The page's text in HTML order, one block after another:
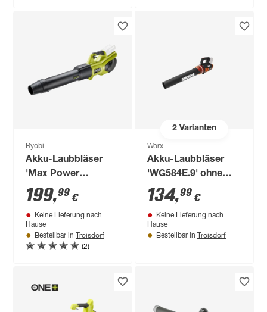
Ryobi
Akku-Laubbläser
'Max Power
RY36BLXB-0' 36 V
ohne Akku und
Ladegerät
199,99 €
Keine Lieferung nach
Hause
Bestellbar in Troisdorf
(2)
2Varianten
Worx
Akku-Laubbläser
'WG584E.9' ohne
Akku
134,99 €
Keine Lieferung nach
Hause
Bestellbar in Troisdorf